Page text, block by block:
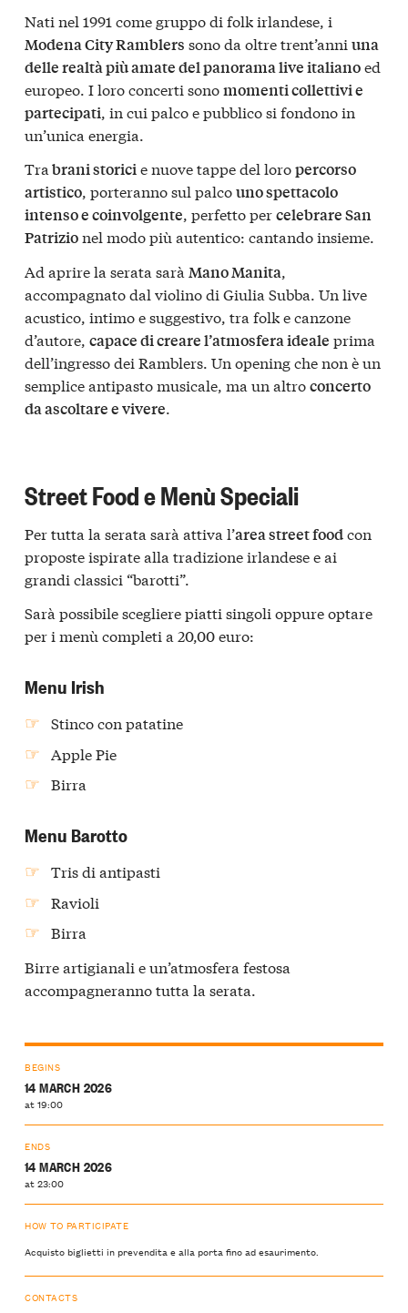
Nati nel 1991 come gruppo di folk irlandese, i
Modena City Ramblers sono da oltre trent’anni una
delle realtà più amate del panorama live italianoed
europeo. I loro concerti sonomomenti collettivi e
partecipati , in cui palco e pubblico si fondono in
un’unica energia.
Tra brani storicie nuove tappe del loropercorso
artistico, porteranno sul palcouno spettacolo
intenso e coinvolgente, perfetto percelebrare San
Patrizionel modo più autentico: cantando insieme.
Ad aprire la serata sarà Mano Manita,
accompagnato dal violino di Giulia Subba. Un live
acustico, intimo e suggestivo, tra folk e canzone
d’autore, capace di creare l’atmosfera ideale prima
dell’ingresso dei Ramblers. Un opening che non è un
semplice antipasto musicale, ma un altroconcerto
da ascoltare e vivere.
Street Food e Menù Speciali
Per tutta la serata sarà attiva l’area street foodcon
proposte ispirate alla tradizione irlandese e ai
grandi classici “barotti”.
Sarà possibile scegliere piatti singoli oppure optare
per i menù completi a 20,00 euro:
Menu Irish
Stinco con patatine
Apple Pie
Birra
Menu Barotto
Tris di antipasti
Ravioli
Birra
Birre artigianali e un’atmosfera festosa
accompagneranno tutta la serata.
BEGINS
14 MARCH 2026
at 19:00
ENDS
14 MARCH 2026
at 23:00
HOW TO PARTICIPATE
Acquisto biglietti in prevendita e alla porta fino ad esaurimento.
CONTACTS